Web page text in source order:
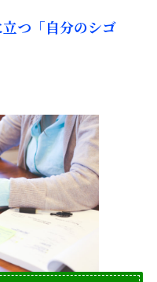
立つ「自分のシゴ